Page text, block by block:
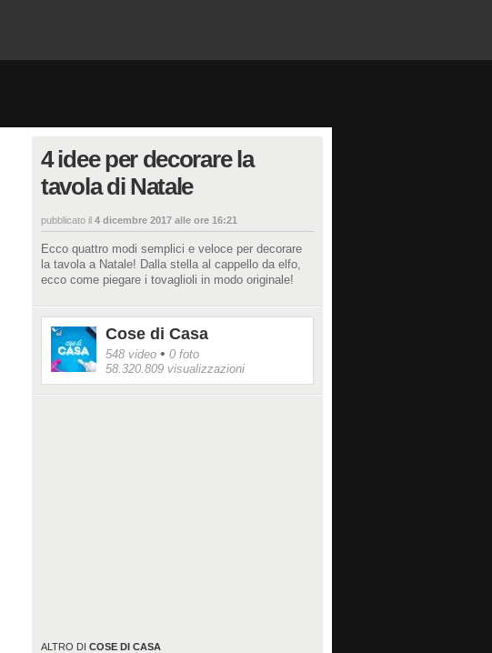
4 idee per decorare la
tavola di Natale
pubblicato il 4 dicembre 2017 alle ore 16:21
Ecco quattro modi semplici e veloce per decorare
la tavola a Natale! Dalla stella al cappello da elfo,
ecco come piegare i tovaglioli in modo originale!
Cose di Casa
548 video • 0 foto
58.320.809 visualizzazioni
ALTRO DI COSE DI CASA